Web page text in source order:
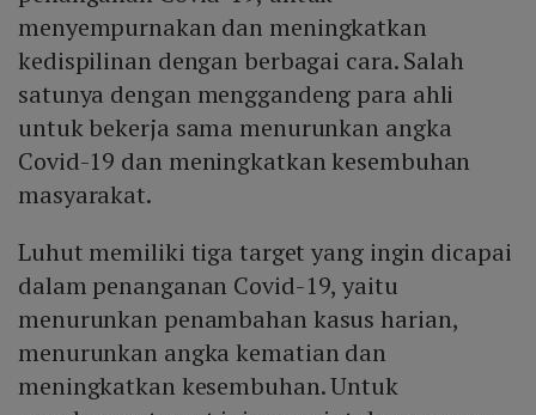
menyempurnakan dan meningkatkan
kedispilinan dengan berbagai cara. Salah
satunya dengan menggandeng para ahli
untuk bekerja sama menurunkan angka
Covid-19 dan meningkatkan kesembuhan
masyarakat.
Luhut memiliki tiga target yang ingin dicapai
dalam penanganan Covid-19, yaitu
menurunkan penambahan kasus harian,
menurunkan angka kematian dan
meningkatkan kesembuhan. Untuk